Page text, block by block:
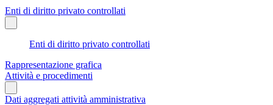
Enti di diritto privato controllati
Enti di diritto privato controllati
Rappresentazione grafica
Attività e procedimenti
Dati aggregati attività amministrativa